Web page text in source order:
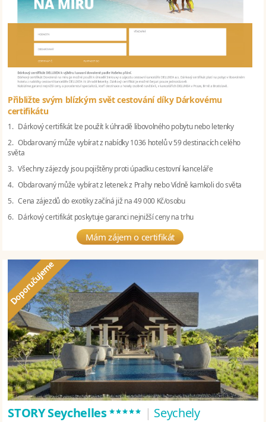
Přibližte svým blízkým svět cestování díky Dárkovému
certifikátu
1. Dárkový certifikát lze použít k úhradě libovolného pobytu nebo letenky
2. Obdarovaný může vybírat z nabídky 1036 hotelů v 59 destinacích celého
světa
3. Všechny zájezdy jsou pojištěny proti úpadku cestovní kanceláře
4. Obdarovaný může vybírat z letenek z Prahy nebo Vídně kamkoli do světa
5. Cena zájezdů do exotiky začíná již na 49 000 Kč/osobu
6. Dárkový certifikát poskytuje garanci nejnižší ceny na trhu
Mám zájem o certifikát
STORY Seychelles***** | Seychely